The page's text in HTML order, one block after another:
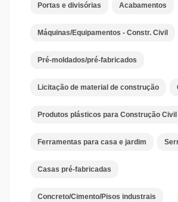
Portas e divisórias Acabamentos
Máquinas/Equipamentos - Constr. Civil
Pré-moldados/pré-fabricados
Licitação de material de construção
Produtos plásticos para Construção Civil
Ferramentas para casa e jardim
Casas pré-fabricadas
Concreto/Cimento/Pisos industrais